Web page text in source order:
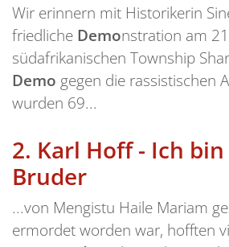
Wir erinnern mit Historikerin
friedliche Demonstration am
südafrikanischen Township
Demo gegen die rassistischen
wurden 69...
2. Karl Hoff - Ich
Bruder
...von Mengistu Haile Mariam
ermordet worden war, hofften